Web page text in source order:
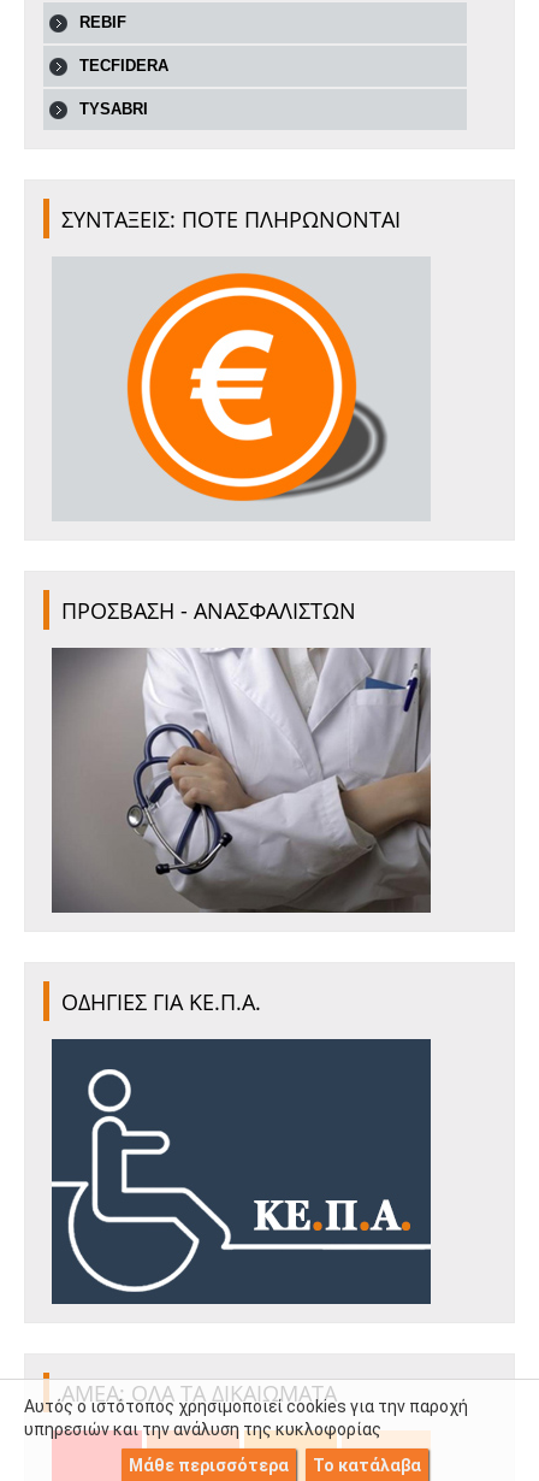
REBIF
TECFIDERA
TYSABRI
ΣΥΝΤΑΞΕΙΣ: ΠΟΤΕ ΠΛΗΡΩΝΟΝΤΑΙ
ΠΡΟΣΒΑΣΗ - ΑΝΑΣΦΑΛΙΣΤΩΝ
ΟΔΗΓΙΕΣ ΓΙΑ ΚΕ.Π.Α.
ΑΜΕΑ: ΟΛΑ ΤΑ ΔΙΚΑΙΩΜΑΤΑ
Αυτός ο ιστότοπος χρησιμοποιεί cookies για την παροχή
υπηρεσιών και την ανάλυση της κυκλοφορίας
Μάθε περισσότερα
Το κατάλαβα